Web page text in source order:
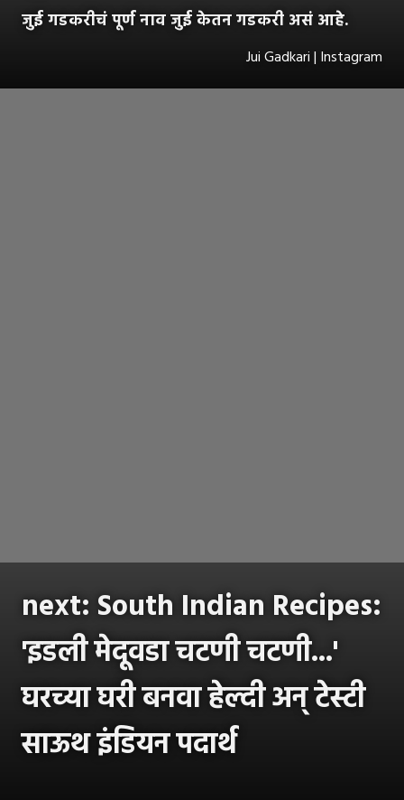
जुई गडकरीचं पूर्ण नाव जुई केतन गडकरी असं आहे.
Jui Gadkari | Instagram
next: South Indian Recipes:
'इडली मेदूवडा चटणी चटणी...'
घरच्या घरी बनवा हेल्दी अन् टेस्टी
साऊथ इंडियन पदार्थ